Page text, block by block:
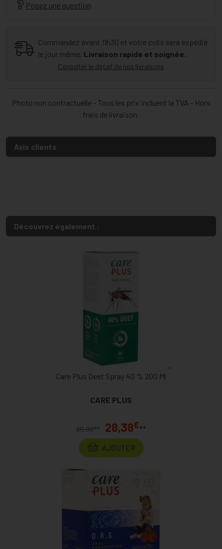
Posez une question
Commandez avant 11h30 et votre colis sera expédié
le jour même. Livraison rapide et soignée.
Consulter le détail de nos livraisons
Photo non contractuelle - Tous les prix incluent la TVA - Hors
frais de livraison.
Avis clients
Découvrez également :
Care Plus Deet Spray 40 % 200 Ml
CARE PLUS
30,00€ * 28,38€**
AJOUTER